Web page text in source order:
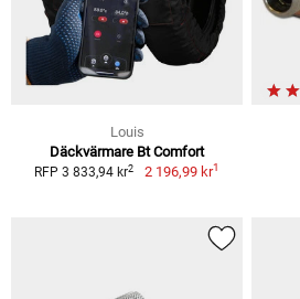
Louis
Däckvärmare Bt Comfort
RFP 3 833,94 kr2 2 196,99 kr1